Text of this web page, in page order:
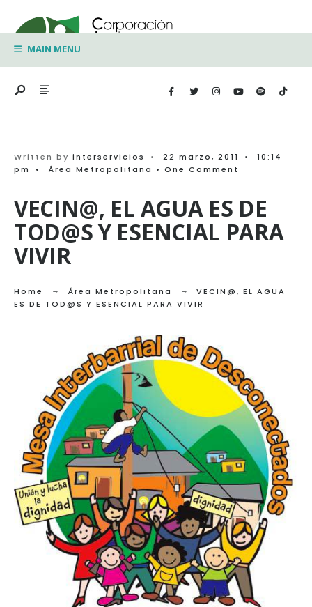
to
contentMAIN MENU
Written by interservicios • 22 marzo, 2011 •
10:14
pm
• Área Metropolitana • One Comment
VECIN@, EL AGUA ES DE
TOD@S Y ESENCIAL PARA
VIVIR
Home Área Metropolitana
VECIN@, EL AGUA
ES DE TOD@S Y ESENCIAL PARA VIVIR
for: